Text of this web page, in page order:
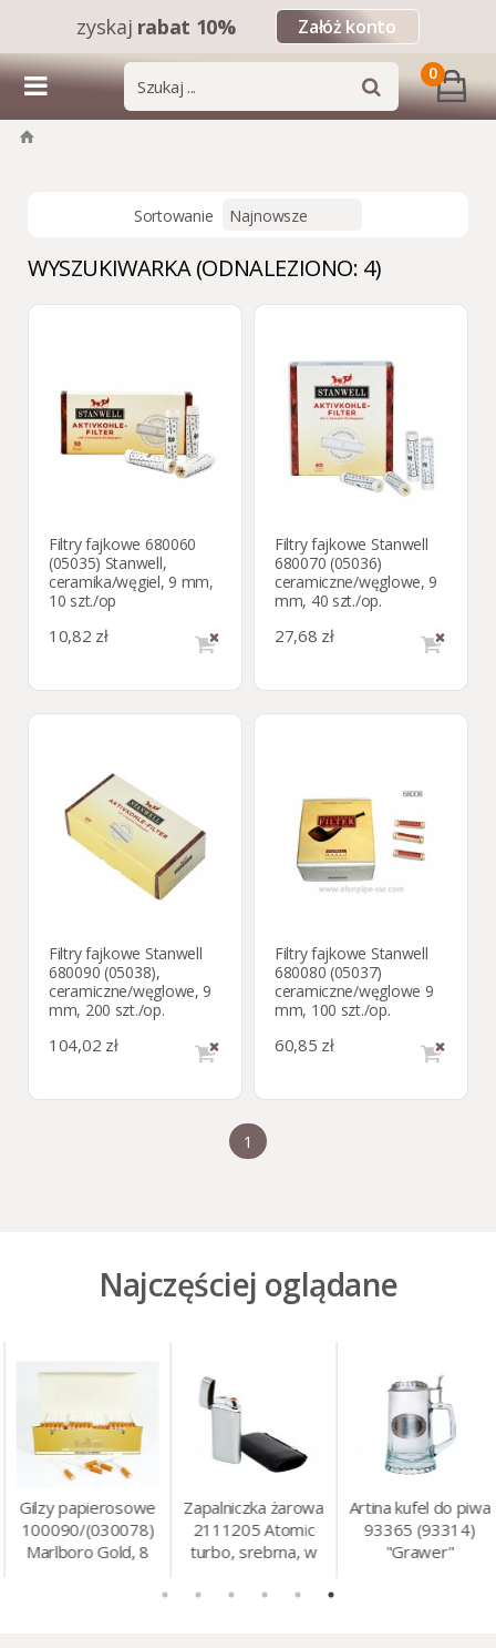
zyskaj rabat 10% Załóż konto
0
Sortowanie
WYSZUKIWARKA (ODNALEZIONO: 4)
Filtry fajkowe 680060
(05035) Stanwell,
сeramika/węgiel, 9 mm,
10 szt./op
10,82 zł
Filtry fajkowe Stanwell
680070 (05036)
ceramiczne/węglowe, 9
mm, 40 szt./op.
27,68 zł
Filtry fajkowe Stanwell
680090 (05038),
ceramiczne/węglowe, 9
mm, 200 szt./op.
104,02 zł
Filtry fajkowe Stanwell
680080 (05037)
ceramiczne/węglowe 9
mm, 100 szt./op.
60,85 zł
1
Najczęściej oglądane
Gilzy papierosowe
100090/(030078)
Marlboro Gold, 8
Zapalniczka żarowa
2111205 Atomic
turbo, srebrna, w
Artina kufel do piwa
93365 (93314)
"Grawer"